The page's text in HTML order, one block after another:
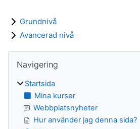
Grundnivå
Avancerad nivå
Block
Navigering
Startsida
Mina kurser
Webbplatsnyheter
Hur använder jag denna sida?